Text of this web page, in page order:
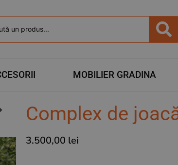
MOBILIER GRADINA
Complex de
3.500,00 lei